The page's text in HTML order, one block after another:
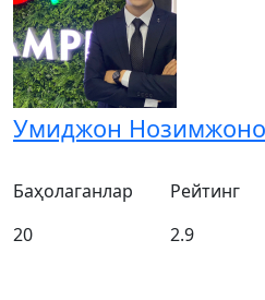
Умиджон
Баҳолаганлар
20
Рейтинг
2.9